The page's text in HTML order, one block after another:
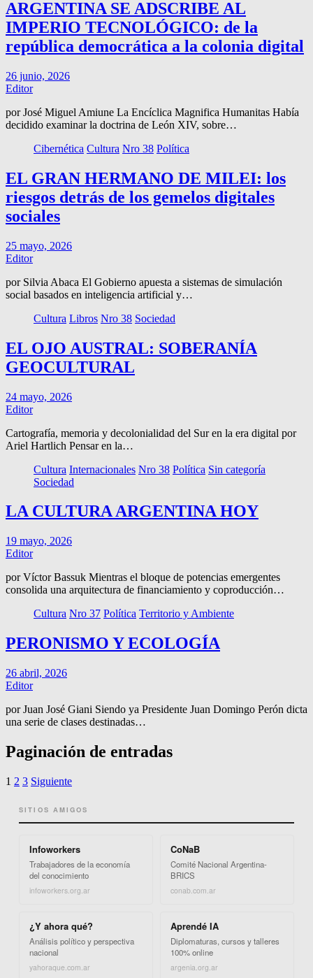
ARGENTINA SE ADSCRIBE AL
IMPERIO TECNOLÓGICO: de la
república democrática a la colonia digital
26 junio, 2026
Editor
por José Miguel Amiune La Encíclica Magnifica Humanitas Había
decidido examinar la doctrina de León XIV, sobre…
Cibernética Cultura Nro 38 Política
EL GRAN HERMANO DE MILEI: los
riesgos detrás de los gemelos digitales
sociales
25 mayo, 2026
Editor
por Silvia Abaca El Gobierno apuesta a sistemas de simulación
social basados en inteligencia artificial y…
Cultura Libros Nro 38 Sociedad
EL OJO AUSTRAL: SOBERANÍA
GEOCULTURAL
24 mayo, 2026
Editor
Cartografía, memoria y decolonialidad del Sur en la era digital por
Ariel Hartlich Pensar en la…
Cultura Internacionales Nro 38 Política Sin categoría
Sociedad
LA CULTURA ARGENTINA HOY
19 mayo, 2026
Editor
por Víctor Bassuk Mientras el bloque de potencias emergentes
consolida una arquitectura de financiamiento y coproducción…
Cultura Nro 37 Política Territorio y Ambiente
PERONISMO Y ECOLOGÍA
26 abril, 2026
Editor
por Juan José Giani Siendo ya Presidente Juan Domingo Perón dicta
una serie de clases destinadas…
Paginación de entradas
1 2 3 Siguiente
SITIOS AMIGOS
Infoworkers
Trabajadores de la economía
del conocimiento
infoworkers.org.ar
CoNaB
Comité Nacional Argentina-
BRICS
conab.com.ar
¿Y ahora qué?
Análisis político y perspectiva
nacional
yahoraque.com.ar
Aprendé IA
Diplomaturas, cursos y talleres
100% online
argenia.org.ar